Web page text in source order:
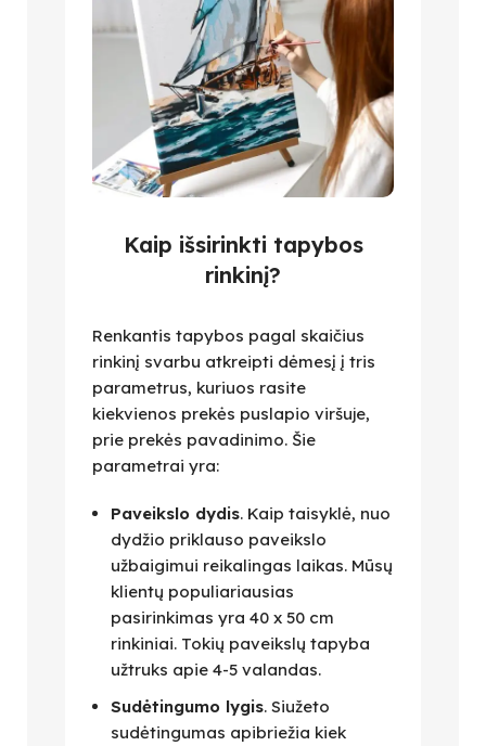
Kaip išsirinkti tapybos
rinkinį?
Renkantis tapybos pagal skaičius
rinkinį svarbu atkreipti dėmesį į tris
parametrus, kuriuos rasite
kiekvienos prekės puslapio viršuje,
prie prekės pavadinimo. Šie
parametrai yra:
Paveikslo dydis. Kaip taisyklė, nuo
dydžio priklauso paveikslo
užbaigimui reikalingas laikas. Mūsų
klientų populiariausias
pasirinkimas yra 40 x 50 cm
rinkiniai. Tokių paveikslų tapyba
užtruks apie 4-5 valandas.
Sudėtingumo lygis. Siužeto
sudėtingumas apibriežia kiek